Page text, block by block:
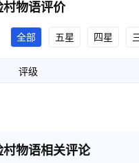
村物语评价
全部 五星 四星
评级
村物语相关评论